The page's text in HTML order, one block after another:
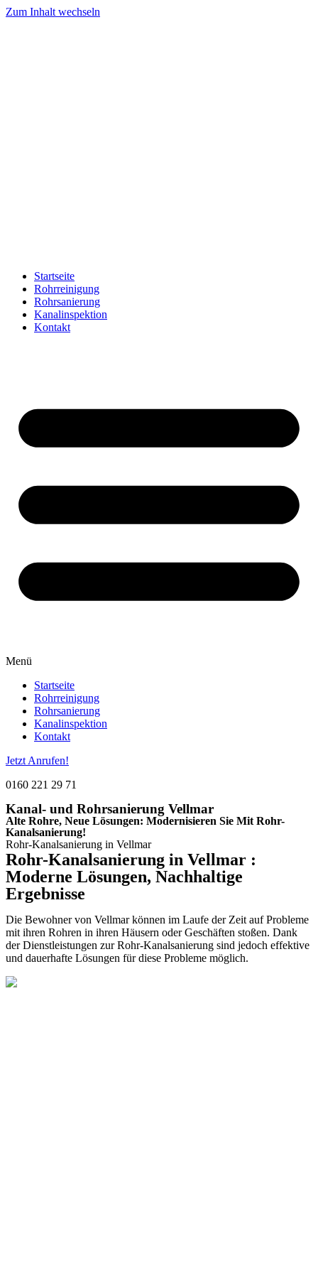
Zum Inhalt wechseln
Startseite
Rohrreinigung
Rohrsanierung
Kanalinspektion
Kontakt
Menü
Startseite
Rohrreinigung
Rohrsanierung
Kanalinspektion
Kontakt
Jetzt Anrufen!
0160 221 29 71
Kanal- und Rohrsanierung Vellmar
Alte Rohre, Neue Lösungen: Modernisieren Sie Mit Rohr-
Kanalsanierung!
Rohr-Kanalsanierung in Vellmar
Rohr-Kanalsanierung in Vellmar :
Moderne Lösungen, Nachhaltige
Ergebnisse
Die Bewohner von Vellmar können im Laufe der Zeit auf Probleme
mit ihren Rohren in ihren Häusern oder Geschäften stoßen. Dank
der Dienstleistungen zur Rohr-Kanalsanierung sind jedoch effektive
und dauerhafte Lösungen für diese Probleme möglich.